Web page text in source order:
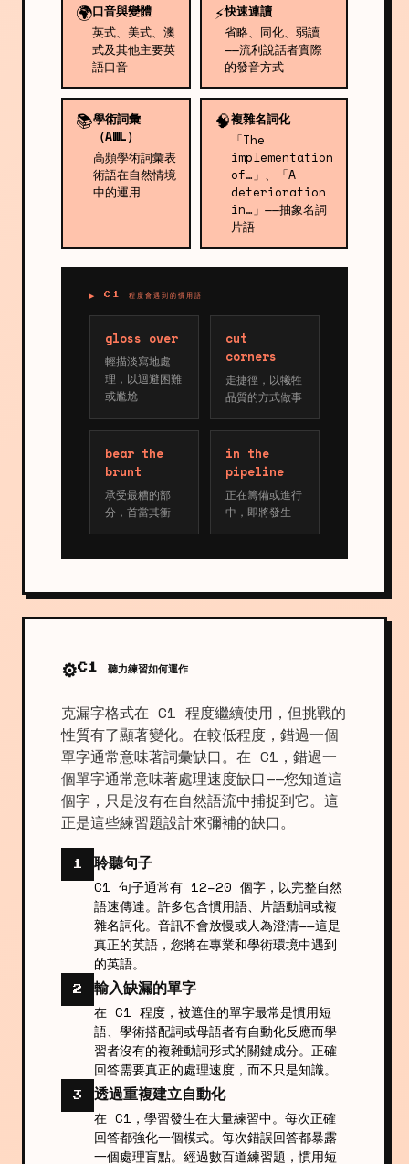
🌍口音與變體
英式、美式、澳
式及其他主要英
語口音
⚡快速連讀
省略、同化、弱讀
——流利說話者實際
的發音方式
📚學術詞彙
（AWL）
高頻學術詞彙表
術語在自然情境
中的運用
🧠複雜名詞化
「The
implementation
of…」、「A
deterioration
in…」——抽象名詞
片語
▶ C1 程度會遇到的慣用語
gloss over
輕描淡寫地處
理，以迴避困難
或尷尬
cut
corners
走捷徑，以犧牲
品質的方式做事
bear the
brunt
承受最糟的部
分，首當其衝
in the
pipeline
正在籌備或進行
中，即將發生
⚙️C1 聽力練習如何運作
克漏字格式在 C1 程度繼續使用，但挑戰的
性質有了顯著變化。在較低程度，錯過一個
單字通常意味著詞彙缺口。在 C1，錯過一
個單字通常意味著處理速度缺口——您知道這
個字，只是沒有在自然語流中捕捉到它。這
正是這些練習題設計來彌補的缺口。
1 聆聽句子
C1 句子通常有 12–20 個字，以完整自然
語速傳達。許多包含慣用語、片語動詞或複
雜名詞化。音訊不會放慢或人為澄清——這是
真正的英語，您將在專業和學術環境中遇到
的英語。
2 輸入缺漏的單字
在 C1 程度，被遮住的單字最常是慣用短
語、學術搭配詞或母語者有自動化反應而學
習者沒有的複雜動詞形式的關鍵成分。正確
回答需要真正的處理速度，而不只是知識。
3 透過重複建立自動化
在 C1，學習發生在大量練習中。每次正確
回答都強化一個模式。每次錯誤回答都暴露
一個處理盲點。經過數百道練習題，慣用短